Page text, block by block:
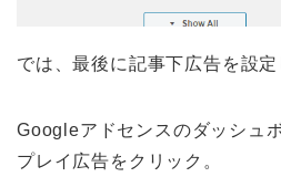
では、最後に記事下広告を設定
Googleアドセンスのダッシュ
プレイ広告をクリック。